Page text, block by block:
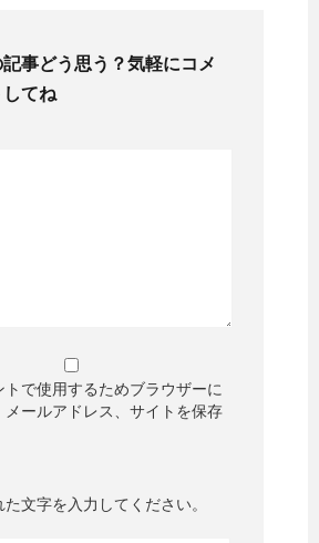
記事どう思う？気軽にコメ
してね
トで使用するためブラウザーに
メールアドレス、サイトを保存
た文字を入力してください。